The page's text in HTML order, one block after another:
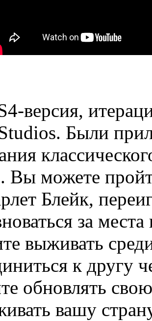
версия,
Были
Вы можете
Блейк,
за
выживать
к другу
обновлять
вашу